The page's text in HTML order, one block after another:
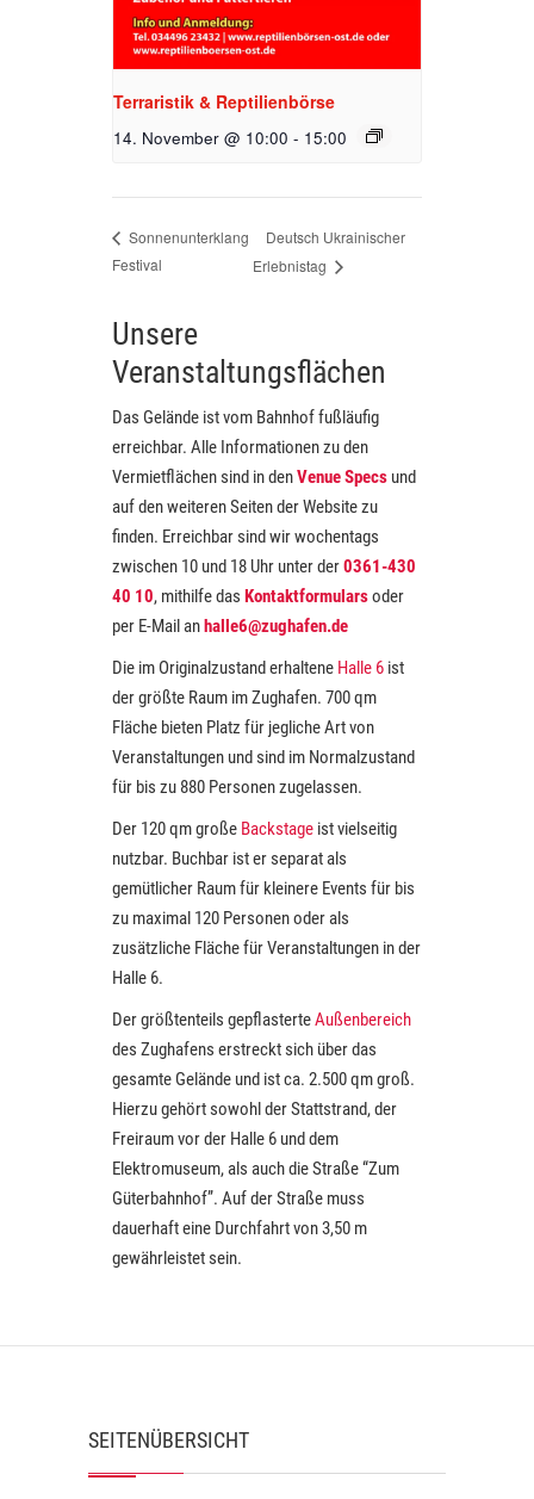
Terraristik & Reptilienbörse
14. November @ 10:00 - 15:00
Sonnenunterklang
Festival
Deutsch Ukrainischer
Erlebnistag
Unsere
Veranstaltungsflächen
Das Gelände ist vom Bahnhof fußläufig
erreichbar. Alle Informationen zu den
Vermietflächen sind in denVenue Specs und
auf den weiteren Seiten der Website zu
finden. Erreichbar sind wir wochentags
zwischen 10 und 18 Uhr unter der0361-430
40 10, mithilfe das Kontaktformularsoder
per E-Mail anhalle6@zughafen.de
Die im Originalzustand erhaltene Halle 6 ist
der größte Raum im Zughafen. 700 qm
Fläche bieten Platz für jegliche Art von
Veranstaltungen und sind im Normalzustand
für bis zu 880 Personen zugelassen.
Der 120 qm große Backstage ist vielseitig
nutzbar. Buchbar ist er separat als
gemütlicher Raum für kleinere Events für bis
zu maximal 120 Personen oder als
zusätzliche Fläche für Veranstaltungen in der
Halle 6.
Der größtenteils gepflasterteAußenbereich
des Zughafens erstreckt sich über das
gesamte Gelände und ist ca. 2.500 qm groß.
Hierzu gehört sowohl der Stattstrand, der
Freiraum vor der Halle 6 und dem
Elektromuseum, als auch die Straße “Zum
Güterbahnhof”. Auf der Straße muss
dauerhaft eine Durchfahrt von 3,50 m
gewährleistet sein.
SEITENÜBERSICHT